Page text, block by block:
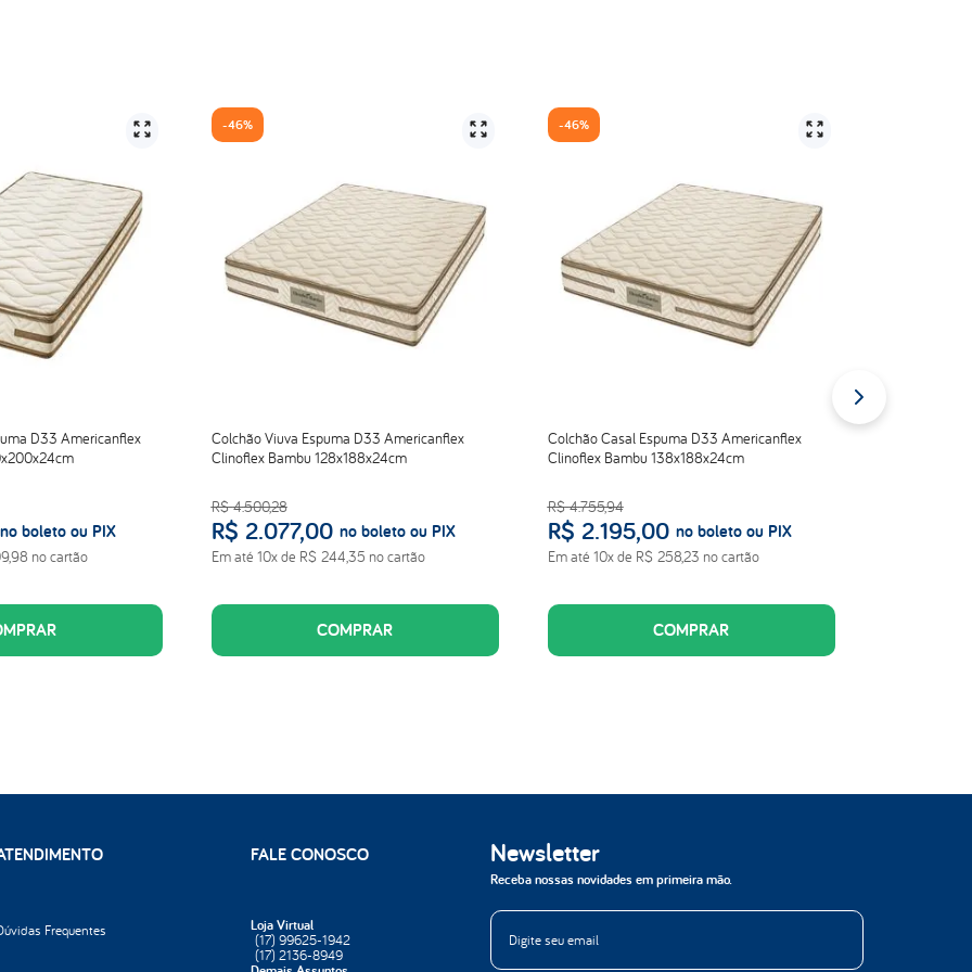
D33 Americanflex
no boleto ou PIX
,98 no cartão
-46%
Colchão Viuva Espuma D33 Americanflex
Clinoflex Bambu 128x188x24cm
R$ 4.500,28
R$ 2.077,00 no boleto ou PIX
Em até 10x de R$ 244,35 no cartão
COMPRAR
-46%
Colchão Casal Espuma D33 Americanflex
Clinoflex Bambu 138x188x24cm
R$ 4.755,94
R$ 2.195,00 no boleto ou PIX
Em até 10x de R$ 258,23 no cartão
COMPRAR
Frequentes
FALE CONOSCO
Loja Virtual
(17) 99625-1942
(17) 2136-8949
Newsletter
Receba nossas novidades em primeira mão.